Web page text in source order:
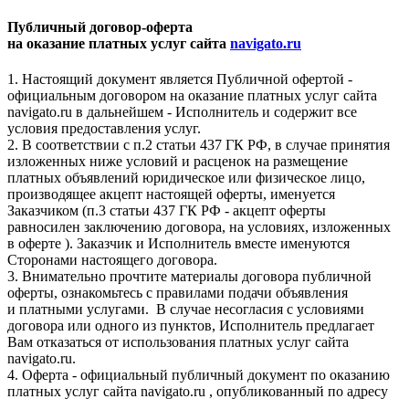
Публичный договор-оферта
на оказание платных услуг сайта navigato.ru
1. Настоящий документ является Публичной офертой -
официальным договором на оказание платных услуг сайта
navigato.ru в дальнейшем - Исполнитель и содержит все
условия предоставления услуг.
2. В соответствии с п.2 статьи 437 ГК РФ, в случае принятия
изложенных ниже условий и расценок на размещение
платных объявлений юридическое или физическое лицо,
производящее акцепт настоящей оферты, именуется
Заказчиком (п.3 статьи 437 ГК РФ - акцепт оферты
равносилен заключению договора, на условиях, изложенных
в оферте ). Заказчик и Исполнитель вместе именуются
Сторонами настоящего договора.
3. Внимательно прочтите материалы договора публичной
оферты, ознакомьтесь с правилами подачи объявления
и платными услугами. В случае несогласия с условиями
договора или одного из пунктов, Исполнитель предлагает
Вам отказаться от использования платных услуг сайта
navigato.ru.
4. Оферта - официальный публичный документ по оказанию
платных услуг сайта navigato.ru , опубликованный по адресу